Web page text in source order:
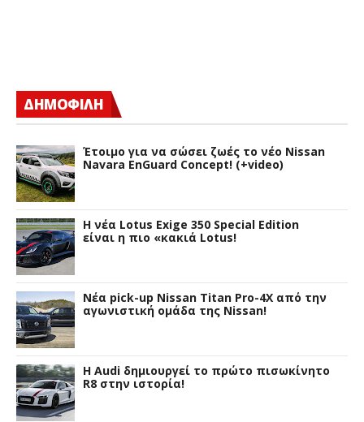
ΔΗΜΟΦΙΛΗ
Έτοιμο για να σώσει ζωές το νέο Nissan
Navara EnGuard Concept! (+video)
H νέα Lotus Exige 350 Special Edition
είναι η πιο «κακιά Lotus!
Νέα pick-up Nissan Titan Pro-4X από την
αγωνιστική ομάδα της Nissan!
Η Audi δημιουργεί το πρώτο πισωκίνητο
R8 στην ιστορία!